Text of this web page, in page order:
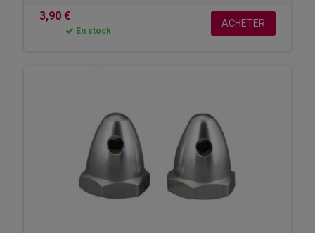
3,90 €
En stock
ACHETER